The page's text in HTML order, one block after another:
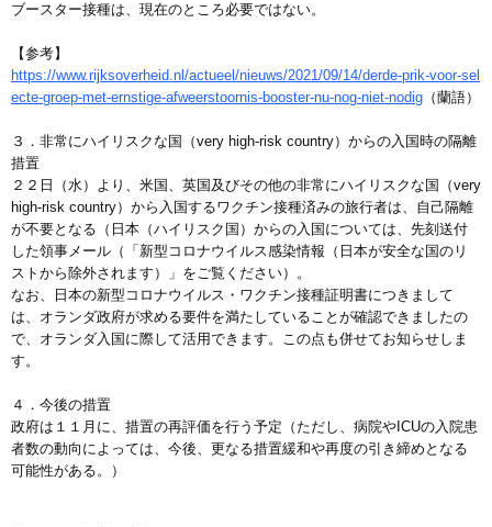
ブースター接種は、現在のところ必要ではない。
【参考】
https://www.rijksoverheid.nl/actueel/nieuws/2021/09/14/derde-prik-voor-sel
ecte-groep-met-ernstige-afweerstoornis-booster-nu-nog-niet-nodig （蘭語）
３．非常にハイリスクな国（very high-risk country）からの入国時の隔離
措置
２２日（水）より、米国、英国及びその他の非常にハイリスクな国（very
high-risk country）から入国するワクチン接種済みの旅行者は、自己隔離
が不要となる（日本（ハイリスク国）からの入国については、先刻送付
した領事メール（「新型コロナウイルス感染情報（日本が安全な国のリ
ストから除外されます）」をご覧ください）。
なお、日本の新型コロナウイルス・ワクチン接種証明書につきまして
は、オランダ政府が求める要件を満たしていることが確認できましたの
で、オランダ入国に際して活用できます。この点も併せてお知らせしま
す。
４．今後の措置
政府は１１月に、措置の再評価を行う予定（ただし、病院やICUの入院患
者数の動向によっては、今後、更なる措置緩和や再度の引き締めとなる
可能性がある。）